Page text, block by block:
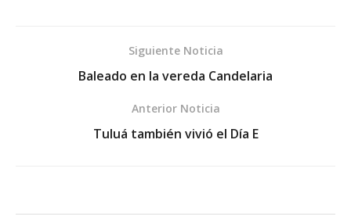
Siguiente Noticia
Baleado en la vereda Candelaria
Anterior Noticia
Tuluá también vivió el Día E